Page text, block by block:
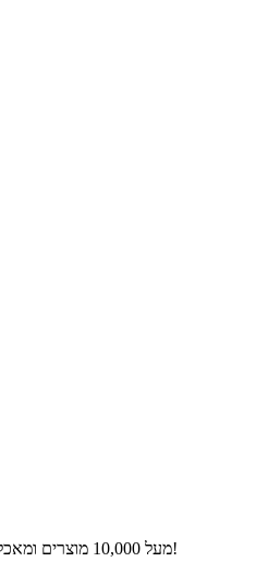
מעל 10,000 מוצרים ומאכלים במאגר עם ערכים תזונתיים!